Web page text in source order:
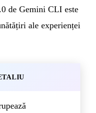
de Gemini CLI este
ale experienței